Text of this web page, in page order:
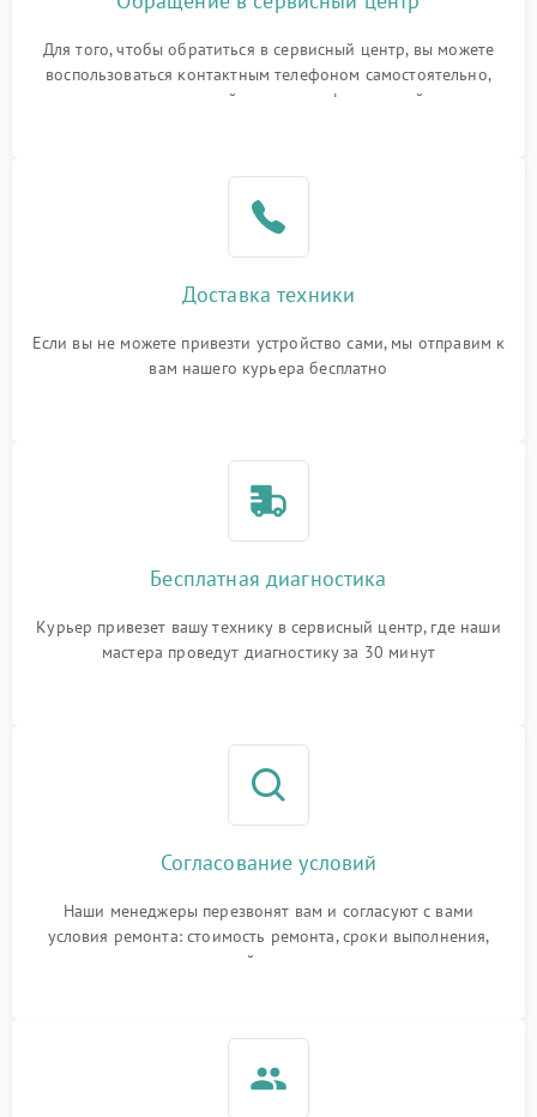
Для того, чтобы обратиться в сервисный центр, вы можете
воспользоваться контактным телефоном самостоятельно,
или оставить свой номер телефона на сайте
Доставка техники
Если вы не можете привезти устройство сами, мы отправим к
вам нашего курьера бесплатно
Бесплатная диагностика
Курьер привезет вашу технику в сервисный центр, где наши
мастера проведут диагностику за 30 минут
Согласование условий
Наши менеджеры перезвонят вам и согласуют с вами
условия ремонта: стоимость ремонта, сроки выполнения,
гарантийные условия